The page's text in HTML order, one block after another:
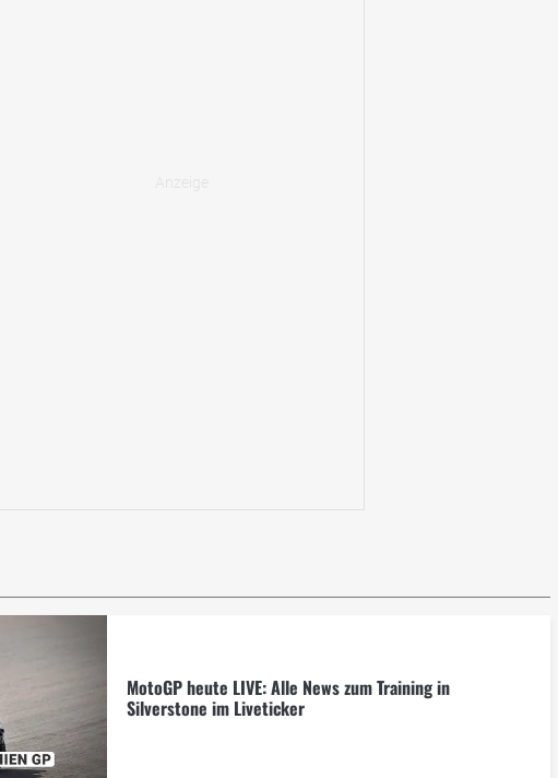
MotoGP heute LIVE: Alle News zum Training in
Silverstone im Liveticker